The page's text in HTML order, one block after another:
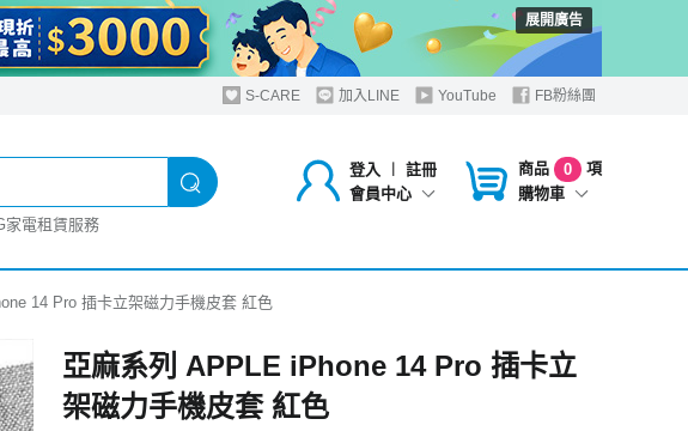
展開廣告
S-CARE 加入LINE YouTube FB粉絲團
登入 ︱
註冊
會員中心
商品 0
項
購物車
家電租賃服務
14 Pro 插卡立架磁力手機皮套 紅色
亞麻系列 APPLE iPhone 14 Pro 插卡立
架磁力手機皮套 紅色